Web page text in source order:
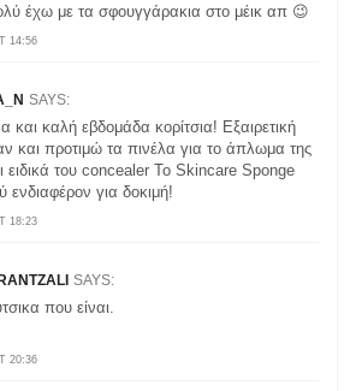
14:56
έχω με τα σφουγγάρακια στο μέικ απ 😉
SAYS:
18:23
και καλή εβδομάδα κορίτσια! Εξαιρετική
και προτιμώ τα πινέλα για το άπλωμα της
ειδικά του concealer Το Skincare Sponge
ενδιαφέρον για δοκιμή!
SAYS:
20:36
που είναι.